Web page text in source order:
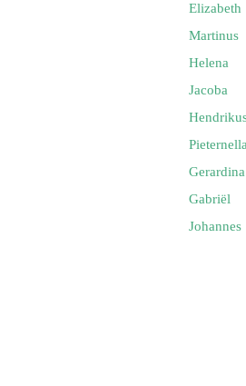
Elizabeth
Martinus
Helena
Jacoba
Gerardina
Gabriël
Johannes